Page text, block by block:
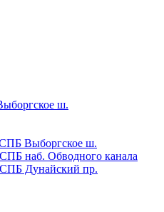
ш.
Выборгское ш.
наб. Обводного канала
Дунайский пр.